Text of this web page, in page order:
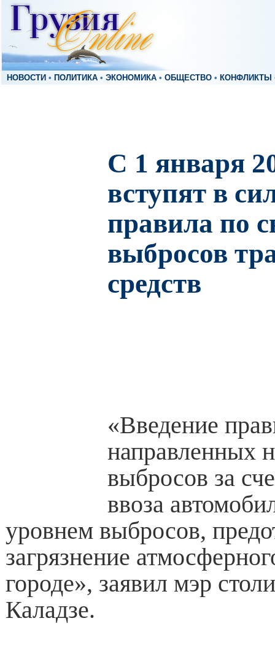
НОВОСТИ • ПОЛИТИКА • ЭКОНОМИКА • ОБЩЕСТВО • КОНФЛИКТЫ
С 1 января
вступят в
правила по
выбросов
средств
«Введение
направленных
выбросов за
ввоза
уровнем выбросов,
загрязнение
городе», заявил мэр
Каладзе.